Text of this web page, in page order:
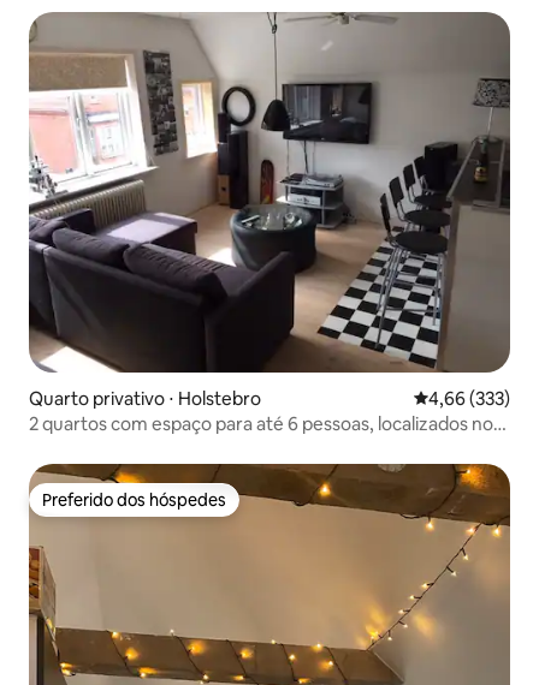
Quarto privativo ⋅ Holstebro 4,66 de uma
4,66 (333)
2 quartos com espaço para até 6 pessoas, localizados no
Preferido dos hóspedes
Preferido dos hóspedes